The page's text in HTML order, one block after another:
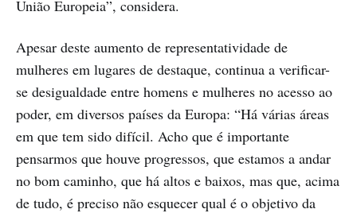
União Europeia”, considera.
Apesar deste aumento de representatividade de
mulheres em lugares de destaque, continua a verificar-
se desigualdade entre homens e mulheres no acesso ao
poder, em diversos países da Europa: “Há várias áreas
em que tem sido difícil. Acho que é importante
pensarmos que houve progressos, que estamos a andar
no bom caminho, que há altos e baixos, mas que, acima
de tudo, é preciso não esquecer qual é o objetivo da